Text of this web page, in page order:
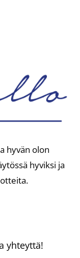
hyvän olon
hyviksi ja
yhteyttä!